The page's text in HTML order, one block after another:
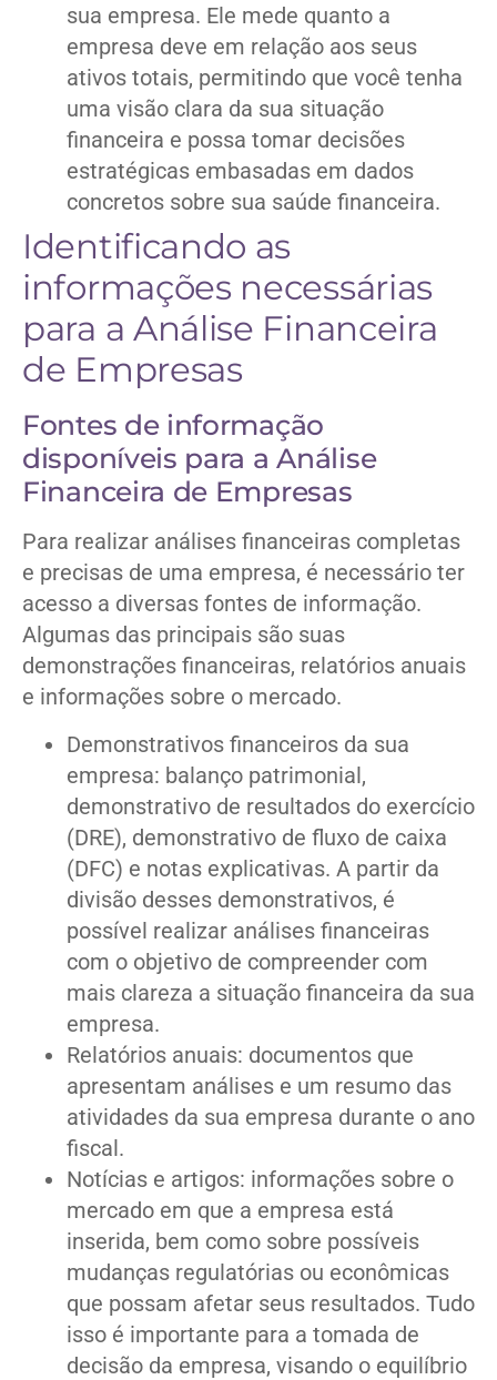
sua empresa. Ele mede quanto a
empresa deve em relação aos seus
ativos totais, permitindo que você tenha
uma visão clara da sua situação
financeira e possa tomar decisões
estratégicas embasadas em dados
concretos sobre sua saúde financeira.
Identificando as
informações necessárias
para a Análise Financeira
de Empresas
Fontes de informação
disponíveis para a Análise
Financeira de Empresas
Para realizar análises financeiras completas
e precisas de uma empresa, é necessário ter
acesso a diversas fontes de informação.
Algumas das principais são suas
demonstrações financeiras, relatórios anuais
e informações sobre o mercado.
Demonstrativos financeiros da sua
empresa: balanço patrimonial,
demonstrativo de resultados do exercício
(DRE), demonstrativo de fluxo de caixa
(DFC) e notas explicativas. A partir da
divisão desses demonstrativos, é
possível realizar análises financeiras
com o objetivo de compreender com
mais clareza a situação financeira da sua
empresa.
Relatórios anuais: documentos que
apresentam análises e um resumo das
atividades da sua empresa durante o ano
fiscal.
Notícias e artigos: informações sobre o
mercado em que a empresa está
inserida, bem como sobre possíveis
mudanças regulatórias ou econômicas
que possam afetar seus resultados. Tudo
isso é importante para a tomada de
decisão da empresa, visando o equilíbrio